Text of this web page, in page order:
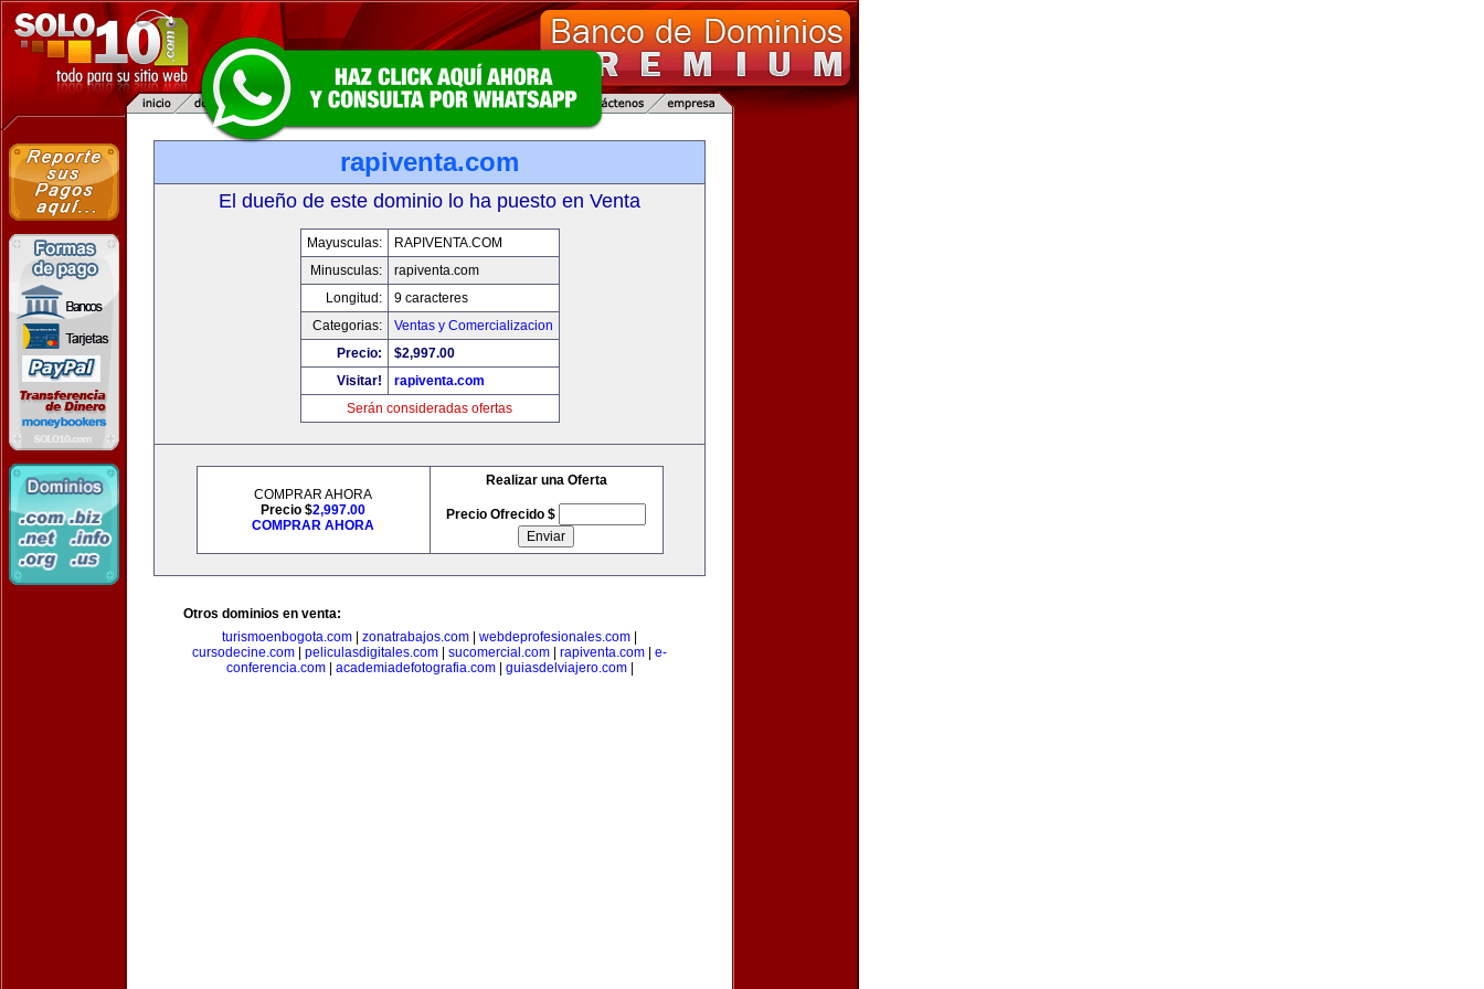
rapiventa.com
El dueño de este dominio lo ha puesto en Venta
Mayusculas:
RAPIVENTA.COM
Minusculas:
rapiventa.com
Longitud:
9 caracteres
Categorias:
Ventas y Comercializacion
Precio:
$2,997.00
Visitar!
rapiventa.com
Serán consideradas ofertas
COMPRAR AHORA
Precio $2,997.00
COMPRAR AHORA
Realizar una Oferta
Precio Ofrecido $
Otros dominios en venta:
turismoenbogota.com
zonatrabajos.com webdeprofesionales.com
cursodecine.com
peliculasdigitales.com sucomercial.com rapiventa.com
e-
conferencia.com| academiadefotografia.com| guiasdelviajero.com|